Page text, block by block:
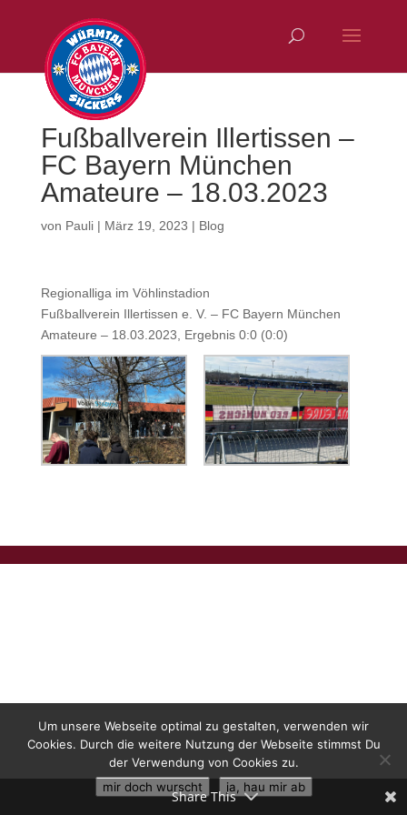
Fußballverein Illertissen –
FC Bayern München
Amateure – 18.03.2023
von Pauli| März 19, 2023 | Blog
Regionalliga im Vöhlinstadion
Fußballverein Illertissen e. V. – FC Bayern München
Amateure – 18.03.2023, Ergebnis 0:0 (0:0)
Share This
Um unsere Webseite optimal zu gestalten, verwenden wir
Cookies. Durch die weitere Nutzung der Webseite stimmst Du
der Verwendung von Cookies zu.
mir doch wurscht
ja, hau mir ab